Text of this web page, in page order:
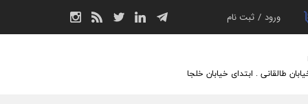
ورود / ثبت نام
حساب کاربری من
تغییر گذر واژه
طالقانی . ابتدای خیابان خلجا